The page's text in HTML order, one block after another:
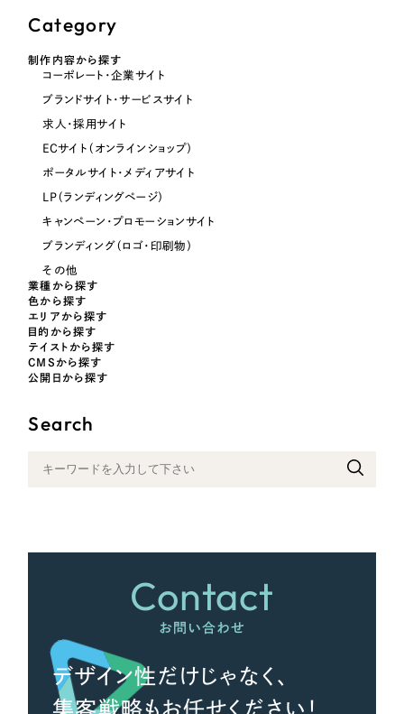
イエロー・黄色
グリーン・緑色
ブルー・青色
パープル・紫色
ピンク・桃色
カラフル・多色
さらに条件を追加する
Category
制作内容から探す
コーポレート・企業サイト
ブランドサイト・サービスサイト
求人・採用サイト
ECサイト（オンラインショップ）
ポータルサイト・メディアサイト
LP（ランディングページ）
キャンペーン・プロモーションサイト
ブランディング（ロゴ・印刷物）
その他
業種から探す
色から探す
エリアから探す
目的から探す
テイストから探す
CMSから探す
公開日から探す
Search
Contact
お問い合わせ
デザイン性だけじゃなく、
集客戦略もお任せください！